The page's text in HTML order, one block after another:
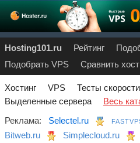
Hosting101.ru Рейтинг
Подобрать VPS
Сравнить
Хостинг VPS Тесты
Выделенные сервера
Весь
Реклама:
Selectel.ru
Bitweb.ru
Simplecloud.ru